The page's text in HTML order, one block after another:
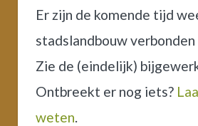
Er zijn de komende tijd
stadslandbouw
Zie de (eindelijk)
Ontbreekt er nog iets?
weten.